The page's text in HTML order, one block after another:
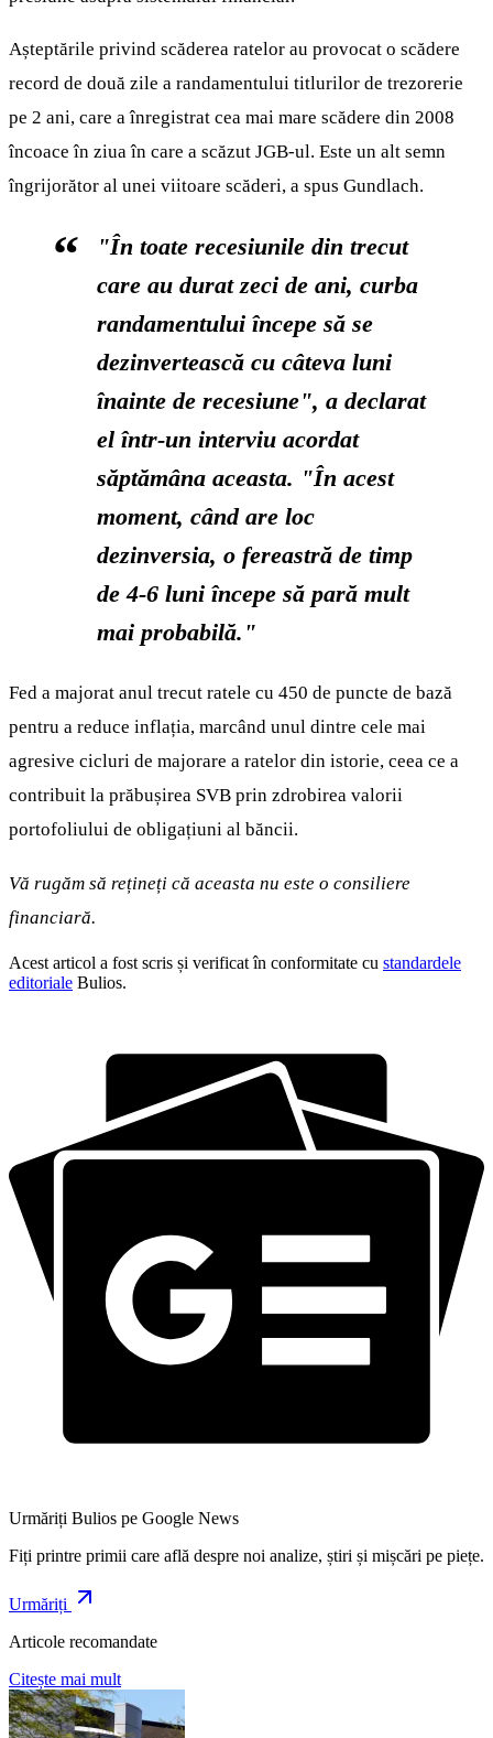
Așteptările privind scăderea ratelor au provocat o scădere
record de două zile a randamentului titlurilor de trezorerie
pe 2 ani, care a înregistrat cea mai mare scădere din 2008
încoace în ziua în care a scăzut JGB-ul. Este un alt semn
îngrijorător al unei viitoare scăderi, a spus Gundlach.
"În toate recesiunile din trecut
care au durat zeci de ani, curba
randamentului începe să se
dezinvertească cu câteva luni
înainte de recesiune", a declarat
el într-un interviu acordat
săptămâna aceasta. "În acest
moment, când are loc
dezinversia, o fereastră de timp
de 4-6 luni începe să pară mult
mai probabilă."
Fed a majorat anul trecut ratele cu 450 de puncte de bază
pentru a reduce inflația, marcând unul dintre cele mai
agresive cicluri de majorare a ratelor din istorie, ceea ce a
contribuit la prăbușirea SVB prin zdrobirea valorii
portofoliului de obligațiuni al băncii.
Vă rugăm să rețineți că aceasta nu este o consiliere
financiară.
Acest articol a fost scris și verificat în conformitate cu standardele
editoriale Bulios.
Urmăriți Bulios pe Google News
Fiți printre primii care află despre noi analize, știri și mișcări pe piețe.
Urmăriți
Articole recomandate
Citește mai mult